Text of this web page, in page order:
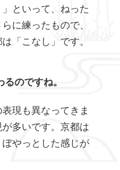
といって、ねった
に練ったもので、
「こなし」です。
のですね。
現も異なってきま
多いです。京都は
やっとした感じが